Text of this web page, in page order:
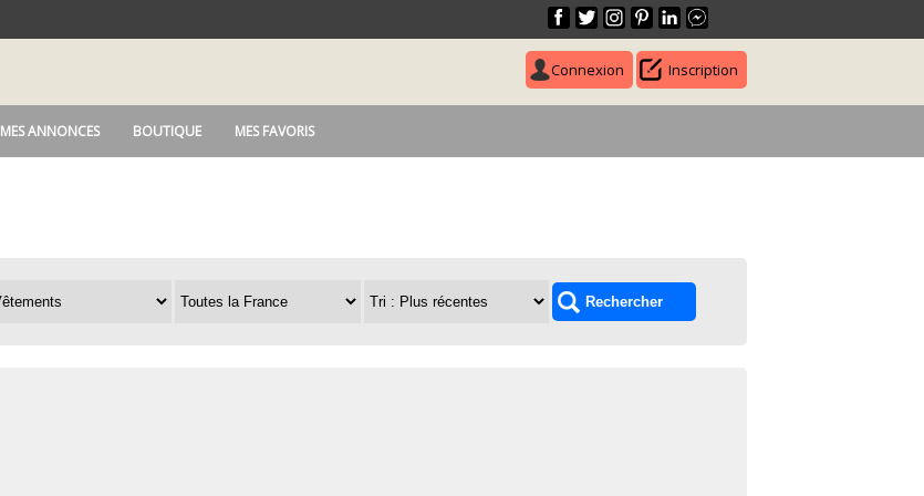
Connexion Inscription
MES ANNONCES BOUTIQUE MES FAVORIS